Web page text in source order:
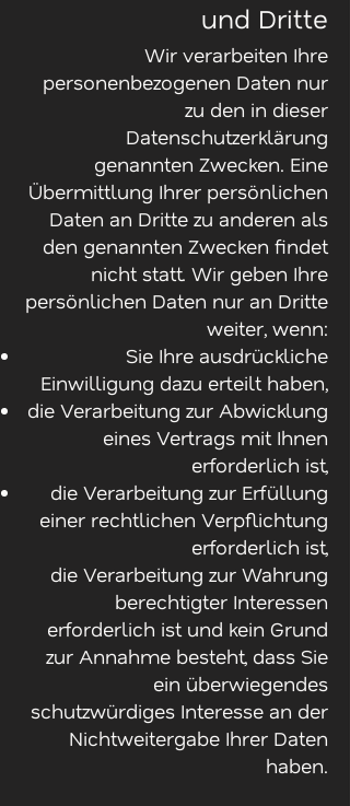
und Dritte
Wir verarbeiten Ihre
personenbezogenen Daten nur
zu den in dieser
Datenschutzerklärung
genannten Zwecken. Eine
Übermittlung Ihrer persönlichen
Daten an Dritte zu anderen als
den genannten Zwecken findet
nicht statt. Wir geben Ihre
persönlichen Daten nur an Dritte
weiter, wenn:
Sie Ihre ausdrückliche
Einwilligung dazu erteilt haben,
die Verarbeitung zur Abwicklung
eines Vertrags mit Ihnen
erforderlich ist,
die Verarbeitung zur Erfüllung
einer rechtlichen Verpflichtung
erforderlich ist,
die Verarbeitung zur Wahrung
berechtigter Interessen
erforderlich ist und kein Grund
zur Annahme besteht, dass Sie
ein überwiegendes
schutzwürdiges Interesse an der
Nichtweitergabe Ihrer Daten
haben.